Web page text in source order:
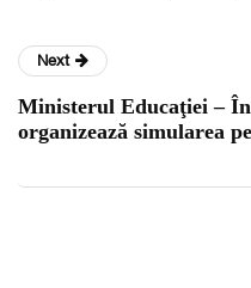
Next
Ministerul Educaţiei – În
organizează simularea